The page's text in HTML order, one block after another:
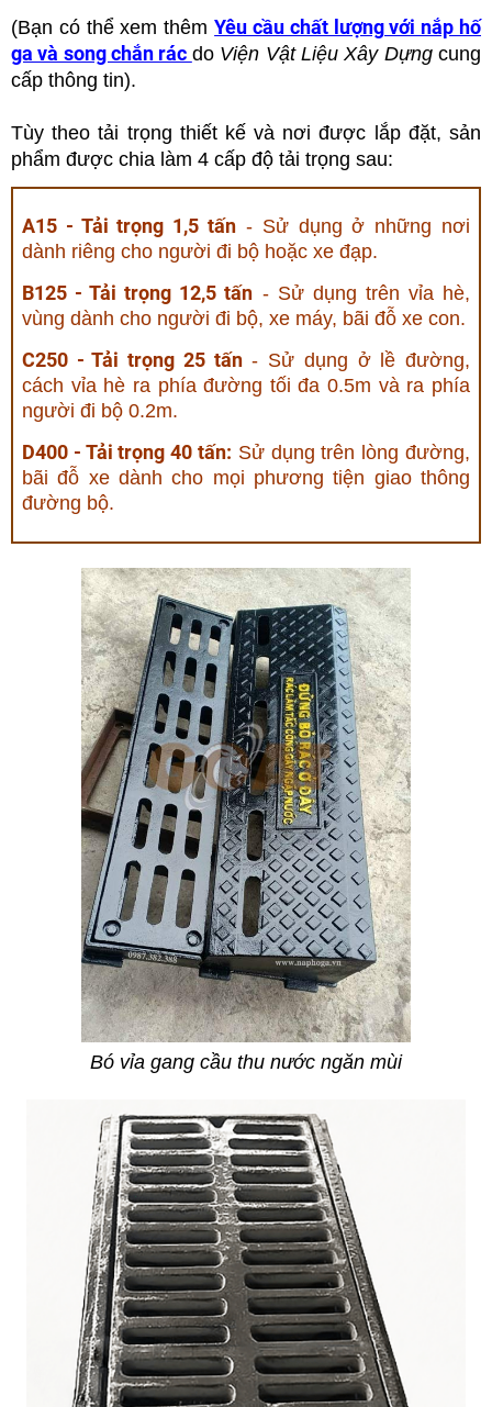
(Bạn có thể xem thêmYêu cầu chất lượng với nắp hố
ga và song chắn rác do Viện Vật Liệu Xây Dựngcung
cấp thông tin).
Tùy theo tải trọng thiết kế và nơi được lắp đặt, sản
phẩm được chia làm 4 cấp độ tải trọng sau:
A15 - Tải trọng 1,5 tấn - Sử dụng ở những nơi
dành riêng cho người đi bộ hoặc xe đạp.
B125 - Tải trọng 12,5 tấn - Sử dụng trên vỉa hè,
vùng dành cho người đi bộ, xe máy, bãi đỗ xe con.
C250 - Tải trọng 25 tấn- Sử dụng ở lề đường,
cách vỉa hè ra phía đường tối đa 0.5m và ra phía
người đi bộ 0.2m.
D400 - Tải trọng 40 tấn: Sử dụng trên lòng đường,
bãi đỗ xe dành cho mọi phương tiện giao thông
đường bộ.
Bó vỉa gang cầu thu nước ngăn mùi